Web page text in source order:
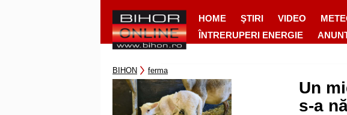
HOME ŞTIRI VIDEO
ÎNTRERUPERI ENERGIE
BIHON ferma
Un
s-a